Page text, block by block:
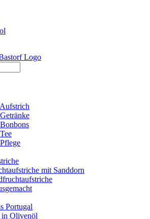
mit Sanddorn
Portugal
Olivenöl